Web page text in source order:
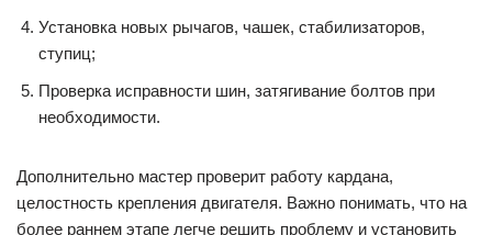
Установка новых рычагов, чашек, стабилизаторов,
ступиц;
Проверка исправности шин, затягивание болтов при
необходимости.
Дополнительно мастер проверит работу кардана,
целостность крепления двигателя. Важно понимать, что на
более раннем этапе легче решить проблему и установить